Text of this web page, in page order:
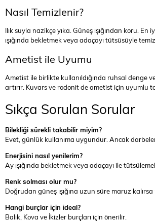
Nasıl Temizlenir?
Ilık suyla nazikçe yıka. Güneş ışığından koru. En
ışığında bekletmek veya adaçayı tütsüsüyle
Ametist ile Uyumu
Ametist ile birlikte kullanıldığında ruhsal denge
artırır. Kuvars ve rodonit de ametist için uyumlu
Sıkça Sorulan Sorular
Bilekliği sürekli takabilir miyim?
Evet, günlük kullanıma uygundur. Ancak
Enerjisini nasıl yenilerim?
Ay ışığında bekletmek veya adaçayı ile
Renk solması olur mu?
Doğrudan güneş ışığına uzun süre maruz
Hangi burçlar için ideal?
Balık, Kova ve İkizler burçları için önerilir.